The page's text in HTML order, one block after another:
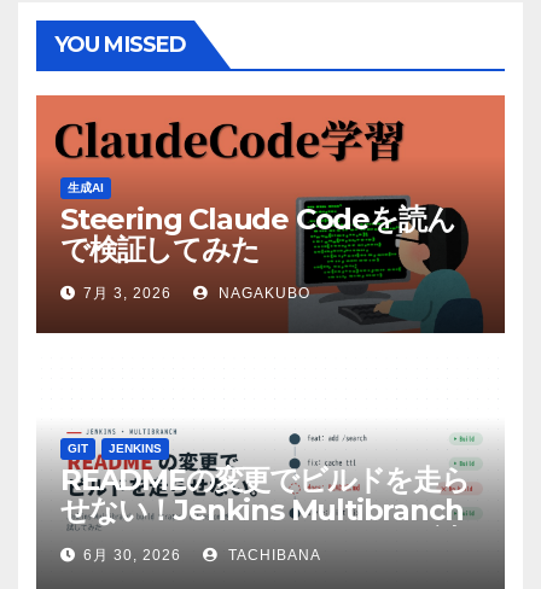
YOU MISSED
生成AI
Steering Claude Codeを読ん
で検証してみた
7月 3, 2026 NAGAKUBO
GIT JENKINS
READMEの変更でビルドを走ら
せない！Jenkins Multibranch
build strategy extensionを試
してみた
6月 30, 2026 TACHIBANA